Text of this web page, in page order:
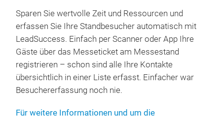
Sparen Sie wertvolle Zeit und Ressourcen und
erfassen Sie Ihre Standbesucher automatisch mit
LeadSuccess. Einfach per Scanner oder App Ihre
Gäste über das Messeticket am Messestand
registrieren – schon sind alle Ihre Kontakte
übersichtlich in einer Liste erfasst. Einfacher war
Besuchererfassung noch nie.
Für weitere Informationen und um die